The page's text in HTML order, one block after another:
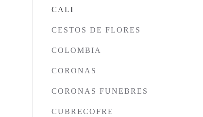
CALI
CESTOS DE FLORES
COLOMBIA
CORONAS
CORONAS FUNEBRES
CUBRECOFRE